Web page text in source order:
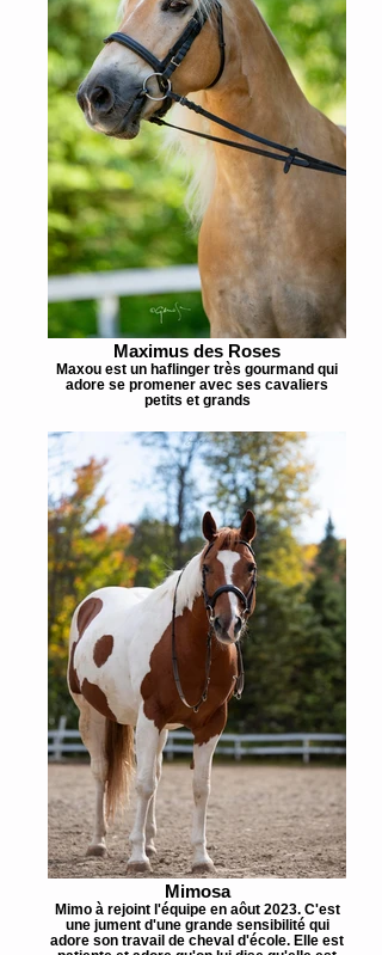
Maximus des Roses
Maxou est un haflinger très gourmand qui
adore se promener avec ses cavaliers
petits et grands
Mimosa
Mimo à rejoint l'équipe en aôut 2023. C'est
une jument d'une grande sensibilité qui
adore son travail de cheval d'école. Elle est